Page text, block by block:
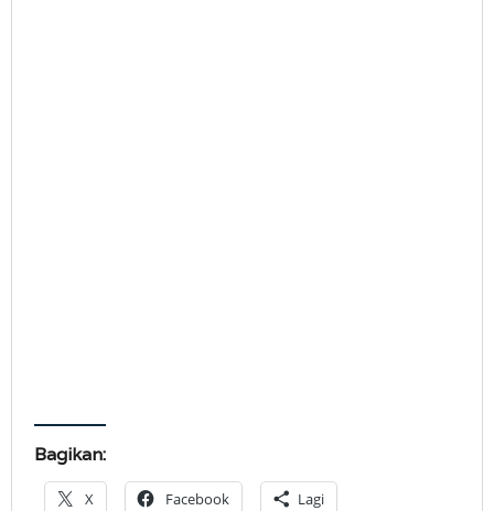
Bagikan:
X Facebook Lagi